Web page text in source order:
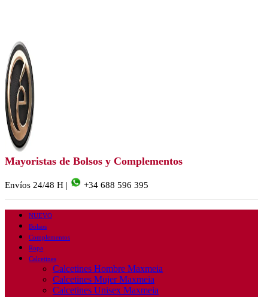
Mayoristas de Bolsos y Complementos
Envíos 24/48 H | +34 688 596 395
NUEVO
Bolsos
Complementos
Ropa
Calcetines
Calcetines Hombre Maxmeia
Calcetines Mujer Maxmeia
Calcetines Unisex Maxmeia